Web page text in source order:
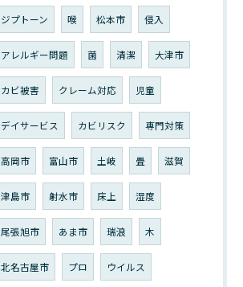
ジプトーン 喉 松本市 侵入
アレルギー問題 菌 清潔 大津市
カビ被害 クレーム対応 児童
デイサービス カビリスク 専門対策
高岡市 富山市 土岐 畳 滋賀
津島市 射水市 床上 湿度
尾張旭市 あま市 瑞浪 木
北名古屋市 プロ ウイルス